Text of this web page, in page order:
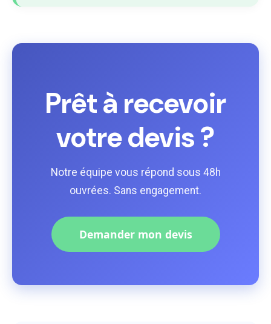
Prêt à recevoir
votre devis ?
Notre équipe vous répond sous 48h
ouvrées. Sans engagement.
Demander mon devis